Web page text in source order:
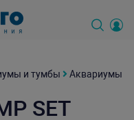
и тумбы Аквариумы
SET